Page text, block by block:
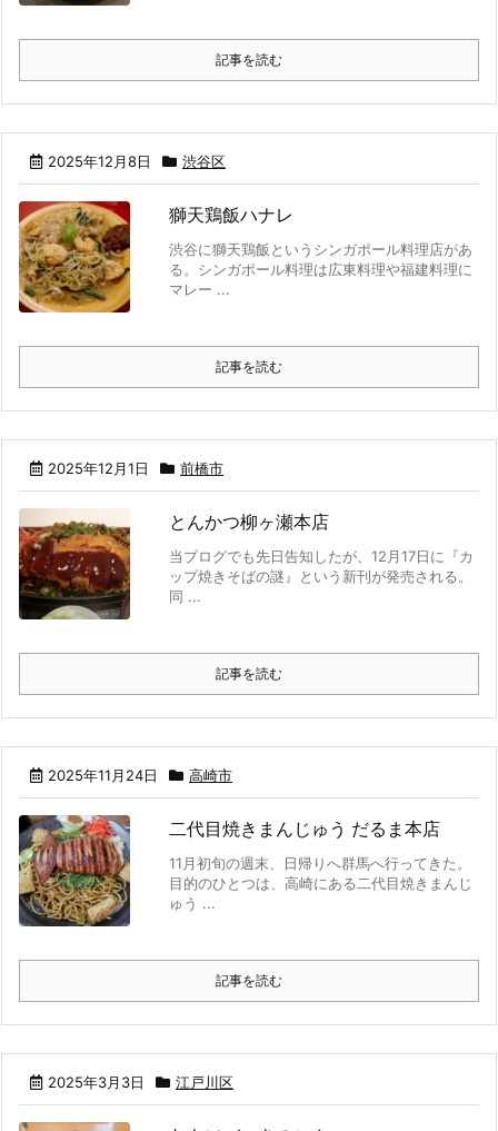
記事を読む
2025年12月8日 渋谷区
獅天鶏飯ハナレ
渋谷に獅天鶏飯というシンガポール料理店があ
る。シンガポール料理は広東料理や福建料理に
マレー ...
記事を読む
2025年12月1日 前橋市
とんかつ柳ヶ瀬本店
当ブログでも先日告知したが、12月17日に『カ
ップ焼きそばの謎』という新刊が発売される。
同 ...
記事を読む
2025年11月24日 高崎市
二代目焼きまんじゅう だるま本店
11月初旬の週末、日帰りへ群馬へ行ってきた。
目的のひとつは、高崎にある二代目焼きまんじ
ゅう ...
記事を読む
2025年3月3日 江戸川区